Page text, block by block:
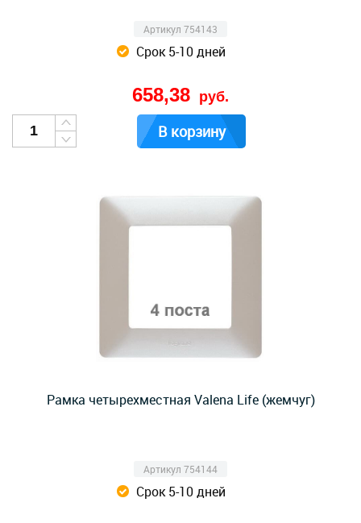
Артикул 754143
Срок 5-10 дней
658,38 руб.
В корзину
Рамка четырехместная Valena Life (жемчуг)
Артикул 754144
Срок 5-10 дней